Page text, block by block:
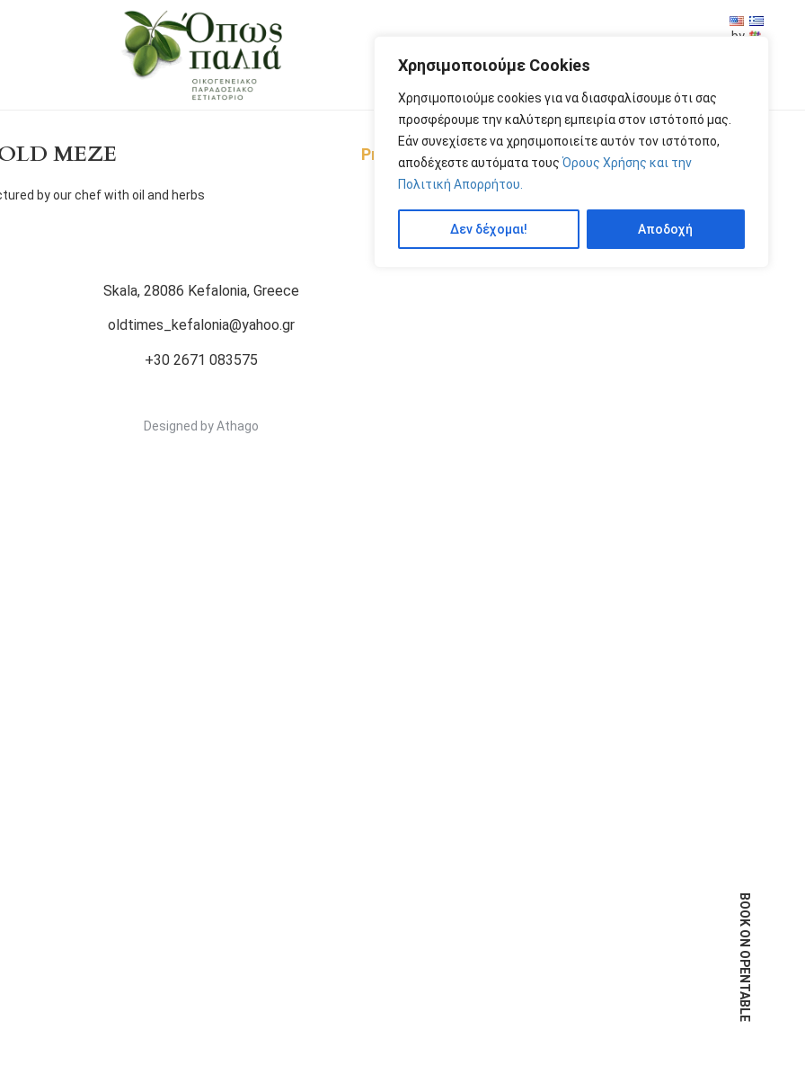
Χρησιμοποιούμε Cookies
Χρησιμοποιούμε cookies για να διασφαλίσουμε ότι σας
προσφέρουμε την καλύτερη εμπειρία στον ιστότοπό μας.
Εάν συνεχίσετε να χρησιμοποιείτε αυτόν τον ιστότοπο,
αποδέχεστε αυτόματα τους Όρους Χρήσης και την
Πολιτική Απορρήτου.
Δεν δέχομαι! Αποδοχή
BOOK ON OPENTABLE
by
MEZE
by our chef with oil and herbs
Price: 7,00 €
Skala, 28086 Kefalonia, Greece
oldtimes_kefalonia@yahoo.gr
+30 2671 083575
Designed byAthago